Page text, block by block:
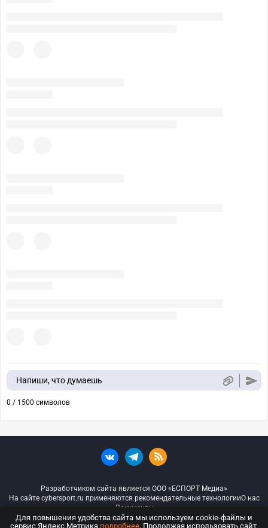
Напиши, что думаешь
0 / 1500 символов
Разработчиком сайта является ООО «ЕСПОРТ Медиа»
На сайте cybersport.ru применяются рекомендательные технологииО нас
Документы
Для повышения удобства сайта мы используем cookie-файлы и
сервис Яндекс.Метрика подробнее. Продолжая использовать сайт,